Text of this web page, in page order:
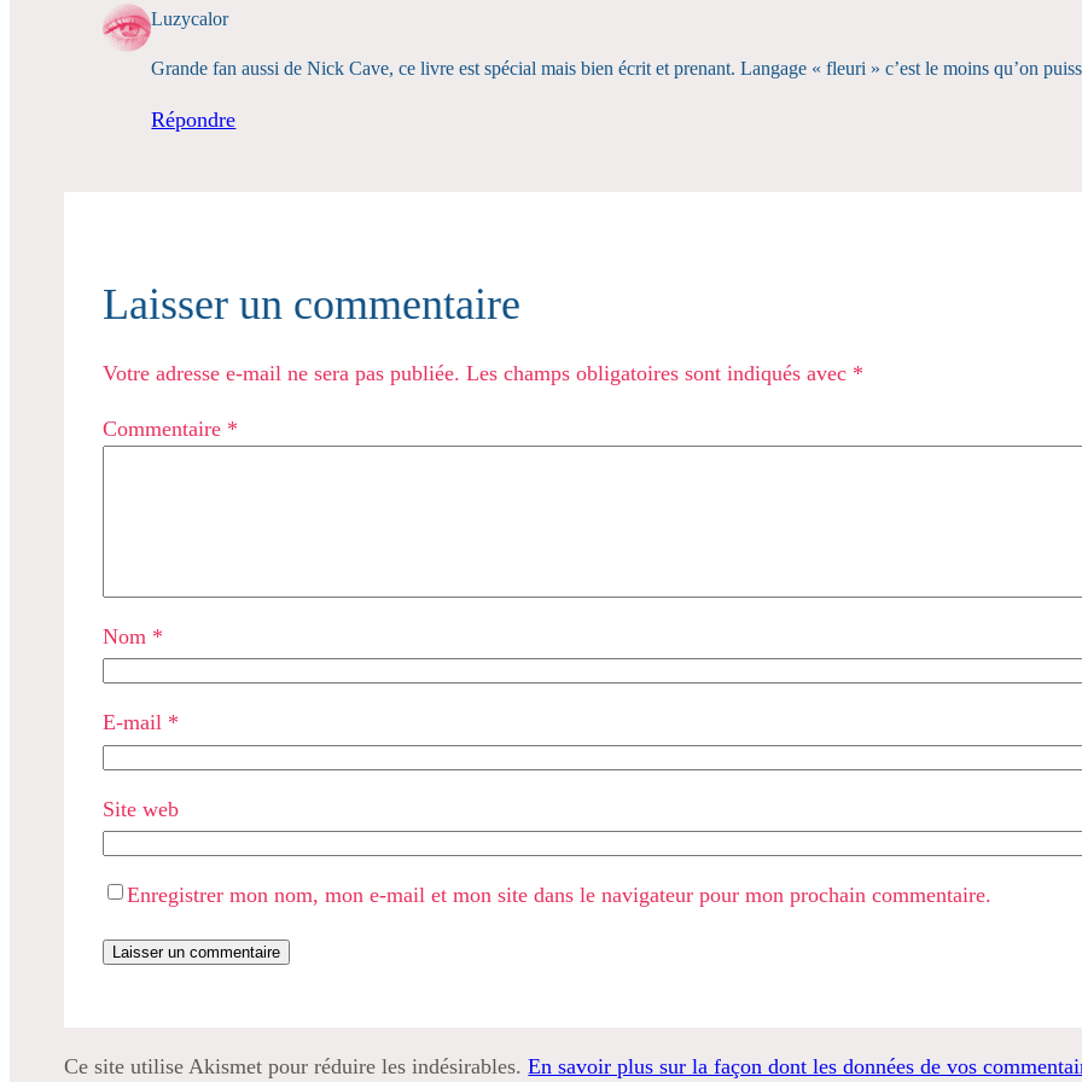
Luzycalor
Grande fan aussi de Nick Cave, ce livre est spécial mais bien écrit et prenant. Langage « fleuri » c’est le moins qu’on
Répondre
Laisser un commentaire
Votre adresse e-mail ne sera pas publiée. Les champs obligatoires sont indiqués avec *
Commentaire *
Nom *
E-mail *
Site web
Enregistrer mon nom, mon e-mail et mon site dans le navigateur pour mon prochain commentaire.
Ce site utilise Akismet pour réduire les indésirables.En savoir plus sur la façon dont les données de vos